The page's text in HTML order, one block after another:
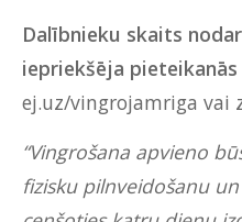
Dalībnieku skaits
iepriekšēja
ej.uz/vingrojamriga vai
“Vingrošana apvieno
fizisku pilnveidošanu